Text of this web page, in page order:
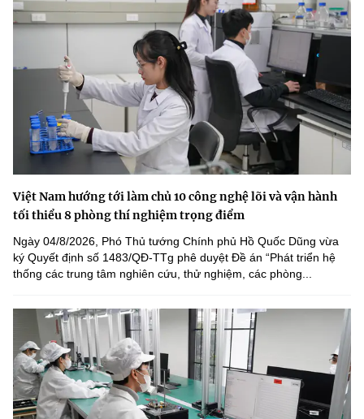
Việt Nam hướng tới làm chủ 10 công nghệ lõi và vận hành
tối thiểu 8 phòng thí nghiệm trọng điểm
Ngày 04/8/2026, Phó Thủ tướng Chính phủ Hồ Quốc Dũng vừa
ký Quyết định số 1483/QĐ-TTg phê duyệt Đề án “Phát triển hệ
thống các trung tâm nghiên cứu, thử nghiệm, các phòng...